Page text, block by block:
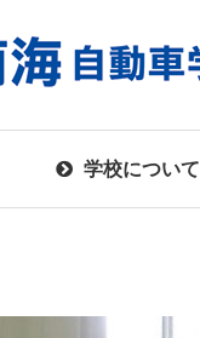
学校について